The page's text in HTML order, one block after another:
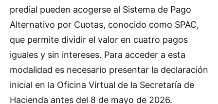
predial pueden acogerse al Sistema de Pago
Alternativo por Cuotas, conocido como SPAC,
que permite dividir el valor en cuatro pagos
iguales y sin intereses. Para acceder a esta
modalidad es necesario presentar la declaración
inicial en la Oficina Virtual de la Secretaría de
Hacienda antes del 8 de mayo de 2026.